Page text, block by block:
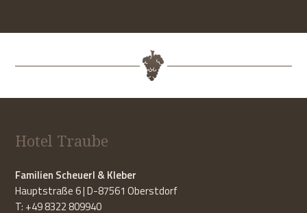
Hotel Traube
Familien Scheuerl & Kleber
Hauptstraße 6 | D-87561 Oberstdorf
T: +49 8322 809940